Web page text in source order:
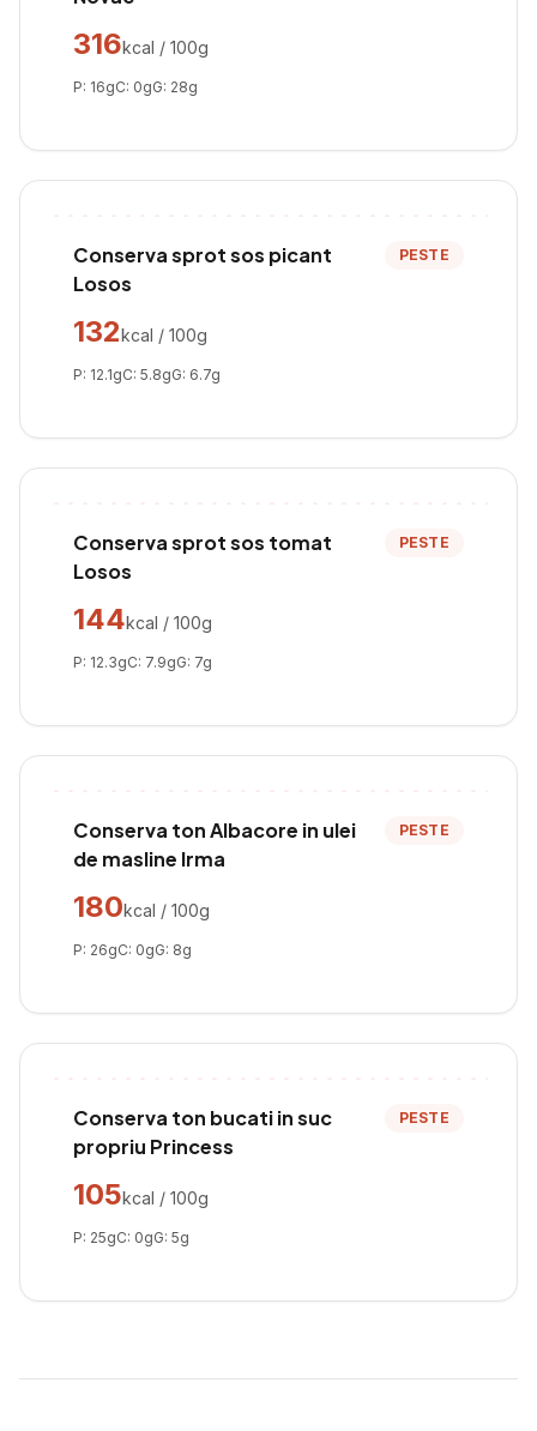
316kcal / 100g
P: 16gC: 0gG: 28g
Conserva sprot sos picant
Losos
PESTE
132kcal / 100g
P: 12.1gC: 5.8gG: 6.7g
Conserva sprot sos tomat
Losos
PESTE
144kcal / 100g
P: 12.3gC: 7.9gG: 7g
Conserva ton Albacore in ulei
de masline Irma
PESTE
180kcal / 100g
P: 26gC: 0gG: 8g
Conserva ton bucati in suc
propriu Princess
PESTE
105kcal / 100g
P: 25gC: 0gG: 5g